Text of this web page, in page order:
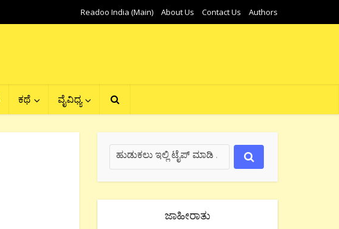
Readoo India (Main) About Us Contact Us Authors
ಕಥೆ ವೈವಿಧ್ಯ
ಜಾಹೀರಾತು